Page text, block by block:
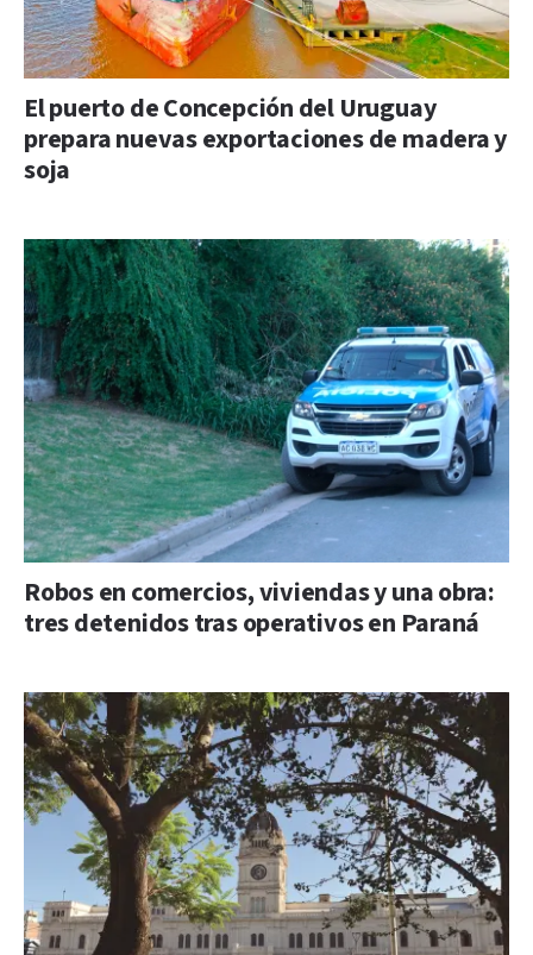
El puerto de Concepción del Uruguay
prepara nuevas exportaciones de madera y
soja
Robos en comercios, viviendas y una obra:
tres detenidos tras operativos en Paraná